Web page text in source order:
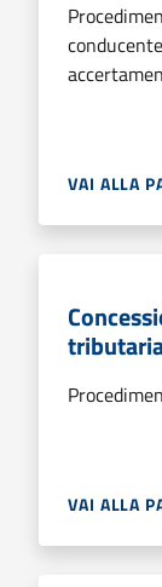
VAI ALLA
VAI ALLA